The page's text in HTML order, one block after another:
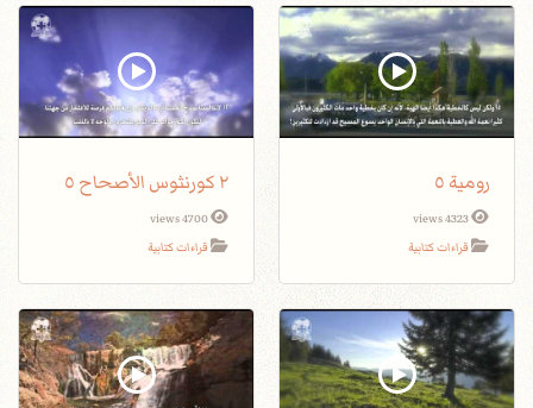
رومية ٥
4323 views
قراءات كتابية
٢ كورنثوس الأصحاح ٥
4700 views
قراءات كتابية